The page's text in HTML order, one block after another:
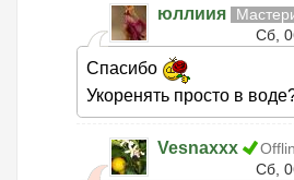
юллиия
Сб,
Спасибо
Укоренять просто в
Vesnaxxx
Сб,